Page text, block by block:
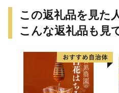
この返礼品を見た
こんな返礼品も見